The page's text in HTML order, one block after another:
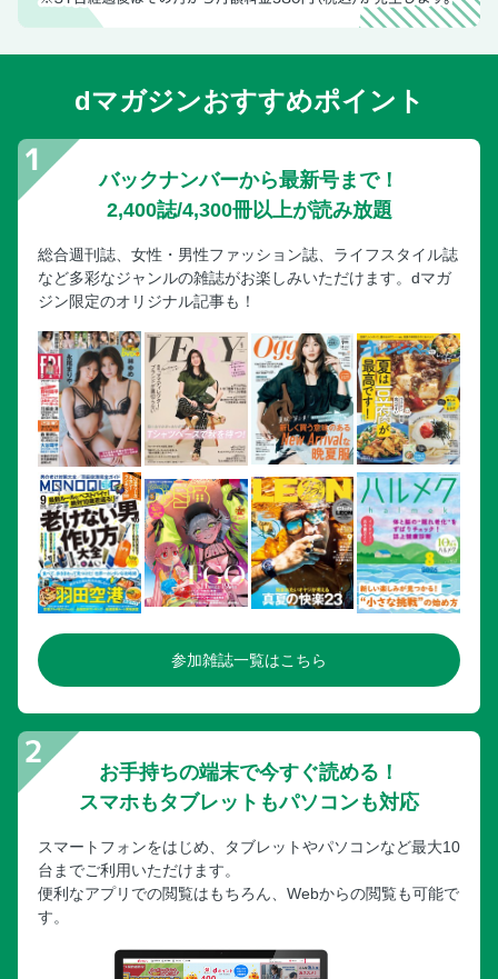
dマガジンおすすめポイント
バックナンバーから最新号まで！
2,400誌/4,300冊以上が読み放題
総合週刊誌、女性・男性ファッション誌、ライフスタイル誌
など多彩なジャンルの雑誌がお楽しみいただけます。dマガ
ジン限定のオリジナル記事も！
参加雑誌一覧はこちら
お手持ちの端末で今すぐ読める！
スマホもタブレットもパソコンも対応
スマートフォンをはじめ、タブレットやパソコンなど最大10
台までご利用いただけます。
便利なアプリでの閲覧はもちろん、Webからの閲覧も可能で
す。